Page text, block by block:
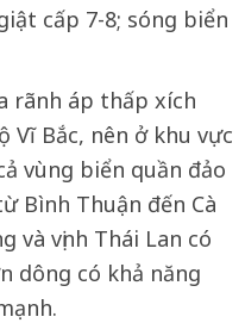
cấp 7-8; sóng biển
rãnh áp thấp xích
Vĩ Bắc, nên ở khu vực
vùng biển quần đảo
Bình Thuận đến Cà
và vịnh Thái Lan có
dông có khả năng